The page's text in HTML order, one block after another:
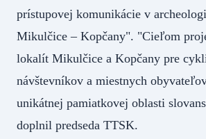
prístupovej komunikácie v
Mikulčice – Kopčany". "Cieľom
lokalít Mikulčice a Kopčany pre
návštevníkov a miestnych
unikátnej pamiatkovej oblasti
doplnil predseda TTSK.